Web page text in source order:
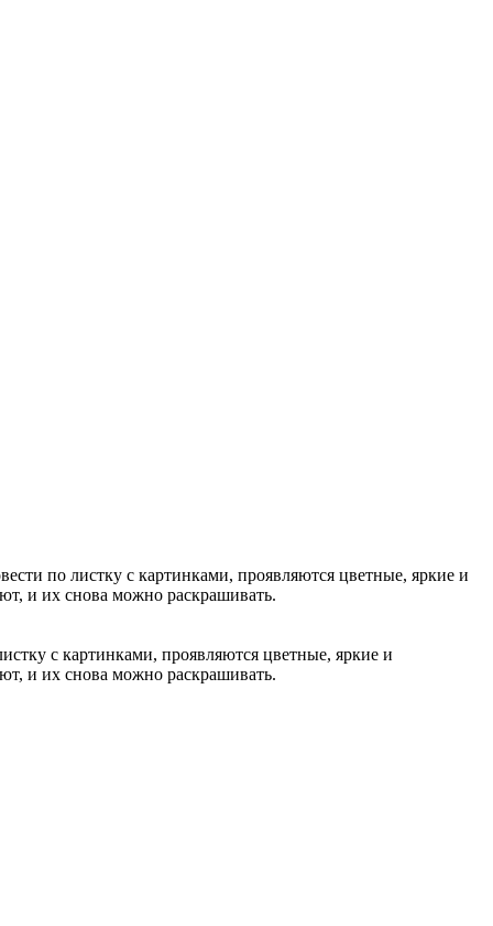
по листку с картинками, проявляются цветные, яркие и
и их снова можно раскрашивать.
с картинками, проявляются цветные, яркие и
и их снова можно раскрашивать.